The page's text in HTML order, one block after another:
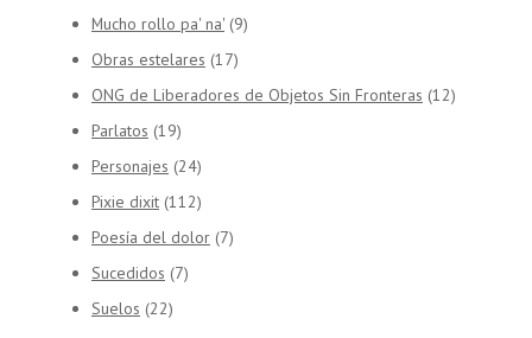
Mucho rollo pa' na' (9)
Obras estelares (17)
ONG de Liberadores de Objetos Sin Fronteras (12)
Parlatos (19)
Personajes (24)
Pixie dixit (112)
Poesía del dolor (7)
Sucedidos (7)
Suelos (22)